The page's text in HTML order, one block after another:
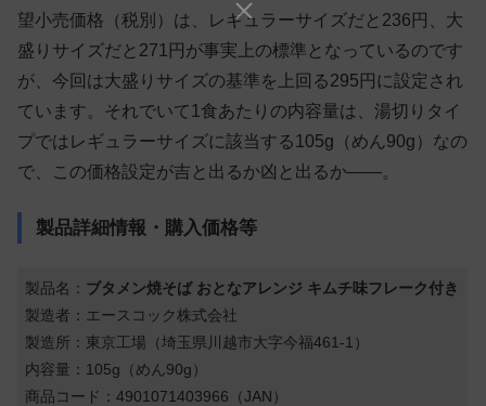
望小売価格（税別）は、レギュラーサイズだと236円、大
盛りサイズだと271円が事実上の標準となっているのです
が、今回は大盛りサイズの基準を上回る295円に設定され
ています。それでいて1食あたりの内容量は、湯切りタイ
プではレギュラーサイズに該当する105g（めん90g）なの
で、この価格設定が吉と出るか凶と出るか——。
製品詳細情報・購入価格等
製品名： ブタメン焼そば おとなアレンジ キムチ味フレーク付き
製造者：エースコック株式会社
製造所：東京工場（埼玉県川越市大字今福461-1）
内容量：105g（めん90g）
商品コード：4901071403966（JAN）